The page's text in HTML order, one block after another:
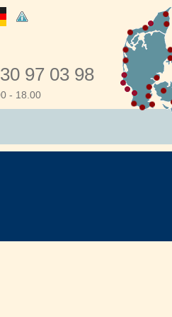
97 03 98
- 18.00